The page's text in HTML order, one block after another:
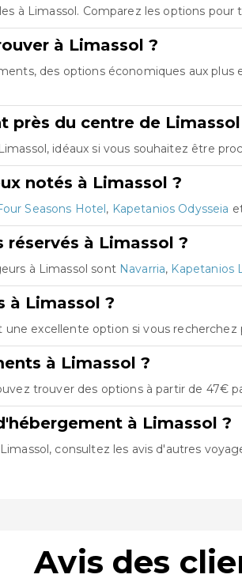
à Limassol. Comparez les options
à Limassol ?
des options économiques aux
près du centre de Limassol
idéaux si vous souhaitez être
notés à Limassol ?
Seasons Hotel, Kapetanios Odysseia
à Limassol ?
à Limassol sont Navarria, Kapetanios
à Limassol ?
une excellente option si vous
à Limassol ?
trouver des options à partir de 47€
à Limassol ?
consultez les avis d'autres
Avis des